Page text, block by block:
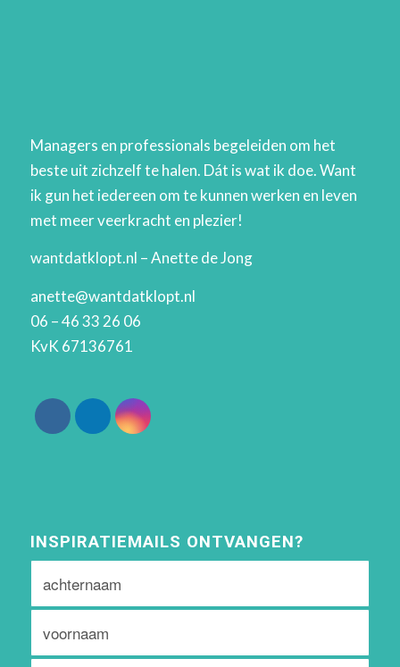
Managers en professionals begeleiden om het
beste uit zichzelf te halen. Dát is wat ik doe. Want
ik gun het iedereen om te kunnen werken en leven
met meer veerkracht en plezier!
wantdatklopt.nl – Anette de Jong
anette@wantdatklopt.nl
06 – 46 33 26 06
KvK 67136761
INSPIRATIEMAILS ONTVANGEN?